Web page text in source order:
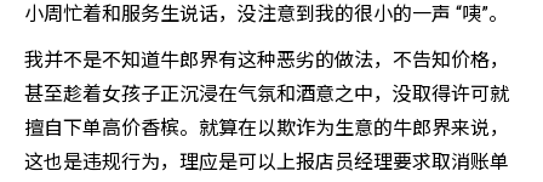
小周忙着和服务生说话，没注意到我的很小的一声 “咦”。
我并不是不知道牛郎界有这种恶劣的做法，不告知价格，
甚至趁着女孩子正沉浸在气氛和酒意之中，没取得许可就
擅自下单高价香槟。就算在以欺诈为生意的牛郎界来说，
这也是违规行为，理应是可以上报店员经理要求取消账单